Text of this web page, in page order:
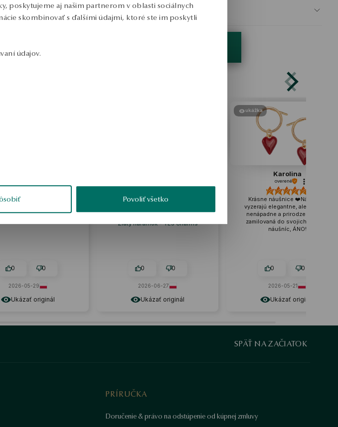
poskytujeme aj našim partnerom v oblasti sociálnych
skombinovať s ďalšími údajmi, ktoré ste im poskytli
údajov.
Povoliť všetko
BEZPEČNOSŤ
Ukázať originál
veľmi nenápadný vzhľad pre
0 0
2026-05-29
Ukázať originál
Žiadne výrobné chyby, perfektné.
Zlatý náramok - YES Charms
0 0
2026-06-27
Ukázať originál
ukážka
Karolina
overené
Krásne náušnice ❤️Náušnice
vyzerajú elegantne, ale zároveň
nenápadne a prirodzene. Som
zamilovaná do svojich nových
náušníc, ÁNO!
0 0
2026-05-21
SPÄŤ NA ZAČIATOK
PRÍRUČKA
Doručenie & právo na odstúpenie od kúpnej zmluvy